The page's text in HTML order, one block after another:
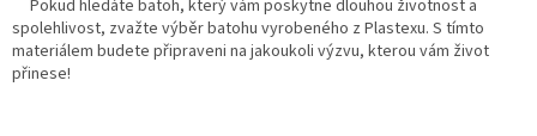
Pokud hledáte batoh, který vám poskytne dlouhou životnost a
spolehlivost, zvažte výběr batohu vyrobeného z Plastexu. S tímto
materiálem budete připraveni na jakoukoli výzvu, kterou vám život
přinese!